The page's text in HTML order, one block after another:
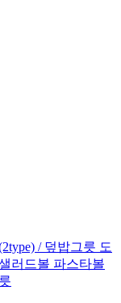
/ 덮밥그릇 도
러드볼 파스타볼